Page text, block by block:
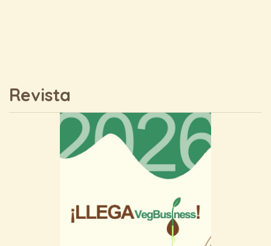
Revista